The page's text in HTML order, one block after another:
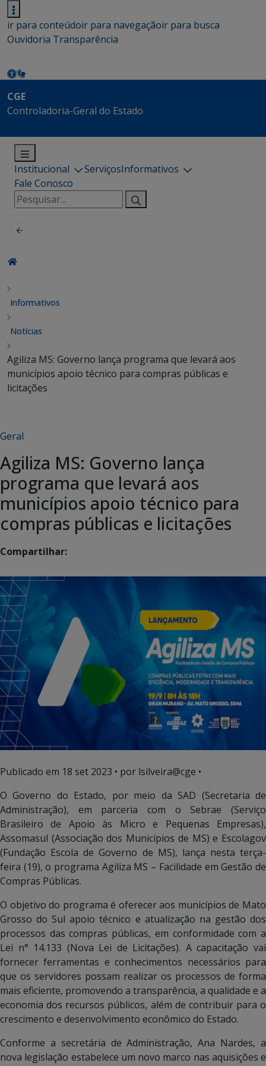
ir para conteúdoir para navegaçãoir para busca
Ouvidoria Transparência
CGE
Controladoria-Geral do Estado
Institucional ServiçosInformativos
Fale Conosco
Pesquisar
por:
Informativos
Notícias
Agiliza MS: Governo lança programa que levará aos
municípios apoio técnico para compras públicas e
licitações
Geral
Agiliza MS: Governo lança
programa que levará aos
municípios apoio técnico para
compras públicas e licitações
Compartilhar:
Publicado em 18 set 2023 • por lsilveira@cge •
O Governo do Estado, por meio da SAD (Secretaria de
Administração), em parceria com o Sebrae (Serviço
Brasileiro de Apoio às Micro e Pequenas Empresas),
Assomasul (Associação dos Municípios de MS) e Escolagov
(Fundação Escola de Governo de MS), lança nesta terça-
feira (19), o programa Agiliza MS – Facilidade em Gestão de
Compras Públicas.
O objetivo do programa é oferecer aos municípios de Mato
Grosso do Sul apoio técnico e atualização na gestão dos
processos das compras públicas, em conformidade com a
Lei n° 14.133 (Nova Lei de Licitações). A capacitação vai
fornecer ferramentas e conhecimentos necessários para
que os servidores possam realizar os processos de forma
mais eficiente, promovendo a transparência, a qualidade e a
economia dos recursos públicos, além de contribuir para o
crescimento e desenvolvimento econômico do Estado.
Conforme a secretária de Administração, Ana Nardes, a
nova legislação estabelece um novo marco nas aquisições e